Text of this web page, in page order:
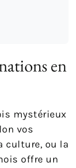
en
mystérieux
vos
culture, ou la
offre un